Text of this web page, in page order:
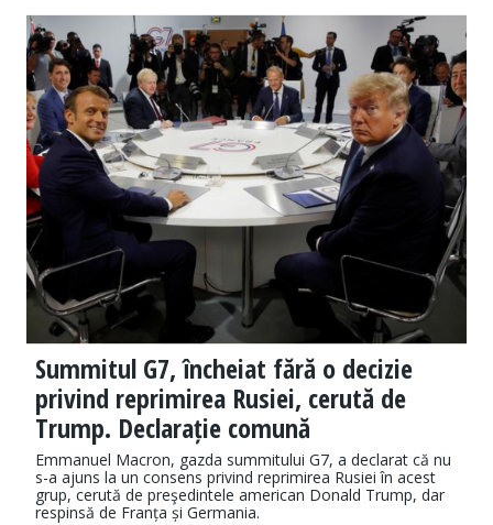
Summitul G7, încheiat fără o decizie
privind reprimirea Rusiei, cerută de
Trump. Declarație comună
Emmanuel Macron, gazda summitului G7, a declarat că nu
s-a ajuns la un consens privind reprimirea Rusiei în acest
grup, cerută de preşedintele american Donald Trump, dar
respinsă de Franța și Germania.